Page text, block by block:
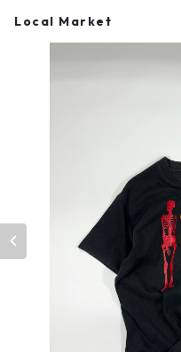
Local Market